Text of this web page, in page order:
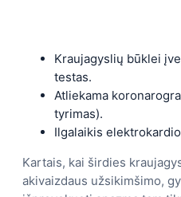
Kraujagyslių būklei
testas.
Atliekama
tyrimas).
Ilgalaikis
Kartais, kai širdies
akivaizdaus užsikimšimo,